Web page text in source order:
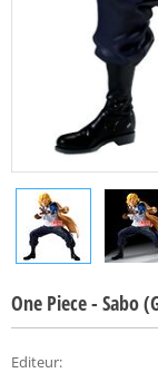
One Piece - Sabo
Editeur: